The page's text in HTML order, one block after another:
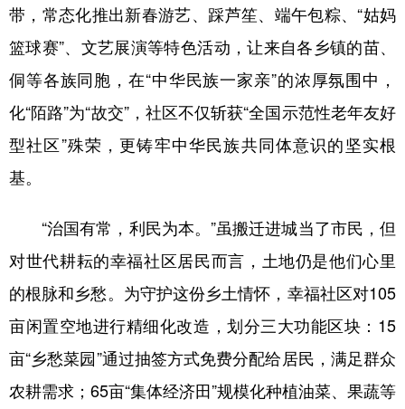
带，常态化推出新春游艺、踩芦笙、端午包粽、“姑妈
篮球赛”、文艺展演等特色活动，让来自各乡镇的苗、
侗等各族同胞，在“中华民族一家亲”的浓厚氛围中，
化“陌路”为“故交”，社区不仅斩获“全国示范性老年友好
型社区”殊荣，更铸牢中华民族共同体意识的坚实根
基。
“治国有常，利民为本。”虽搬迁进城当了市民，但
对世代耕耘的幸福社区居民而言，土地仍是他们心里
的根脉和乡愁。为守护这份乡土情怀，幸福社区对105
亩闲置空地进行精细化改造，划分三大功能区块：15
亩“乡愁菜园”通过抽签方式免费分配给居民，满足群众
农耕需求；65亩“集体经济田”规模化种植油菜、果蔬等